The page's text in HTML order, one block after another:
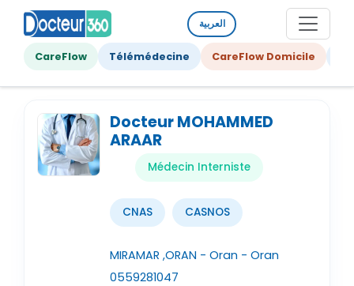
العربية
CareFlow Télémédecine CareFlow Domicile
Docteur MOHAMMED
ARAAR
Médecin Interniste
CNAS CASNOS
MIRAMAR ,ORAN - Oran - Oran
0559281047